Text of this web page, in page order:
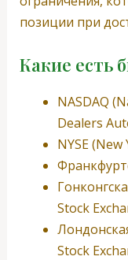
позиции при
Какие есть
NASDAQ
Dealers
NYSE
Stock
Stock